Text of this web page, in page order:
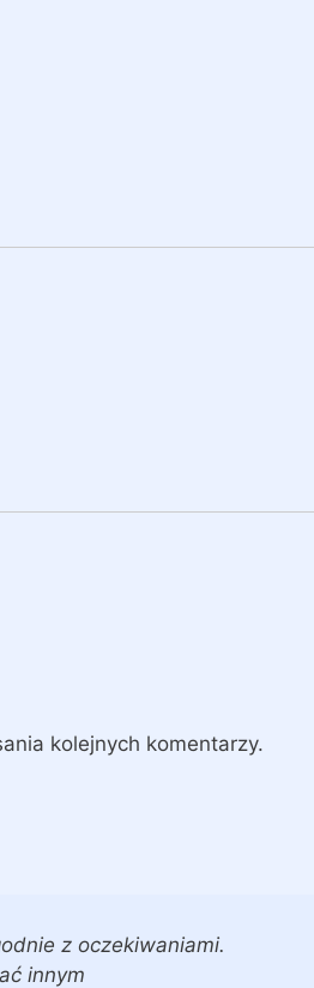
kolejnych komentarzy.
z oczekiwaniami.
innym